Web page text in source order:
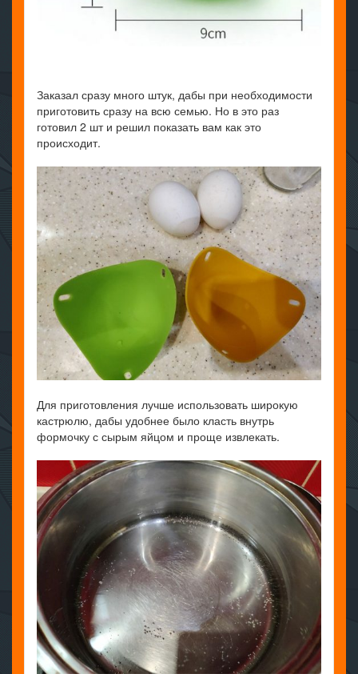
Заказал сразу много штук, дабы при необходимости
приготовить сразу на всю семью. Но в это раз
готовил 2 шт и решил показать вам как это
происходит.
Для приготовления лучше использовать широкую
кастрюлю, дабы удобнее было класть внутрь
формочку с сырым яйцом и проще извлекать.